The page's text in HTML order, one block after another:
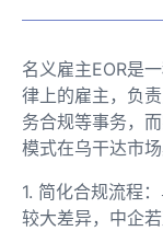
名义雇主EOR是
律上的雇主，负
务合规等事务，
模式在乌干达市场
1. 简化合规流程
较大差异，中企